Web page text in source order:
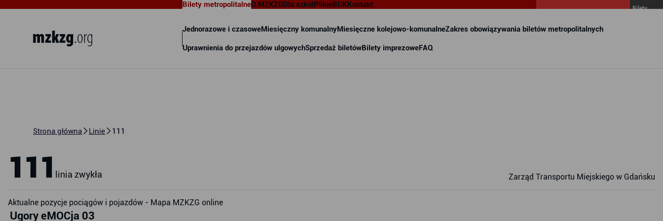
Bilety metropolitalne
Jednorazowe i czasoweMiesięczny komunalnyMiesięczne kolejowo-komunalneZakres obowiązywania biletów metropolitalnych
Uprawnienia do przejazdów ulgowychSprzedaż biletówBilety imprezoweFAQ
O MZKZGDla szkółPlikieBOKKontakt
Bilety
Strona główna Linie 111
111 linia zwykła Zarząd Transportu Miejskiego w Gdańsku
Aktualne pozycje pociągów i pojazdów - Mapa MZKZG online
Ugory eMOCja 03